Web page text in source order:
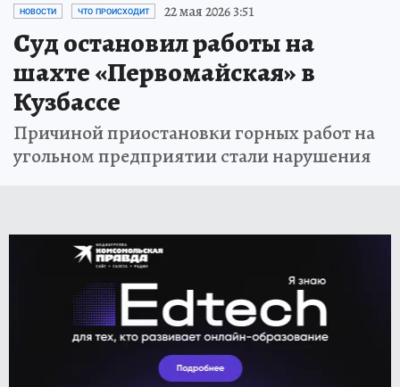
НОВОСТИ ЧТО ПРОИСХОДИТ 22 мая 2026 3:51
Суд остановил работы на
шахте «Первомайская» в
Кузбассе
Причиной приостановки горных работ на
угольном предприятии стали нарушения